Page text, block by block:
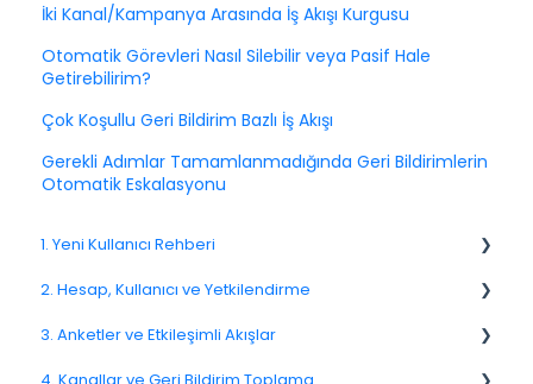
İki Kanal/Kampanya Arasında İş Akışı Kurgusu
Otomatik Görevleri Nasıl Silebilir veya Pasif Hale
Getirebilirim?
Çok Koşullu Geri Bildirim Bazlı İş Akışı
Gerekli Adımlar Tamamlanmadığında Geri Bildirimlerin
Otomatik Eskalasyonu
1. Yeni Kullanıcı Rehberi
1.1. Platforma Genel Bakış
1.3. Navigasyon ve Çalışma Alanı
2. Hesap, Kullanıcı ve Yetkilendirme
2.1 Hesap Ayarları
3. Anketler ve Etkileşimli Akışlar